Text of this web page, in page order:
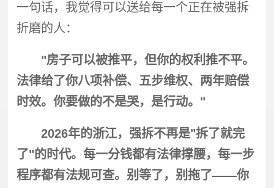
一句话，我觉得可以送给每一个正在被强拆
折磨的人：
"房子可以被推平，但你的权利推不平。
法律给了你八项补偿、五步维权、两年赔偿
时效。你要做的不是哭，是行动。"
2026年的浙江， 强拆不再是"拆了就完
了"的时代。每一分钱都有法律撑腰，每一步
程序都有法规可查。别等了，别拖了——你